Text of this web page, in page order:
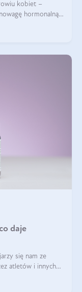
kobiet –
hormonalną i
bólów i zawrotów
daje
się nam ze
atletów i innych
wydolność i